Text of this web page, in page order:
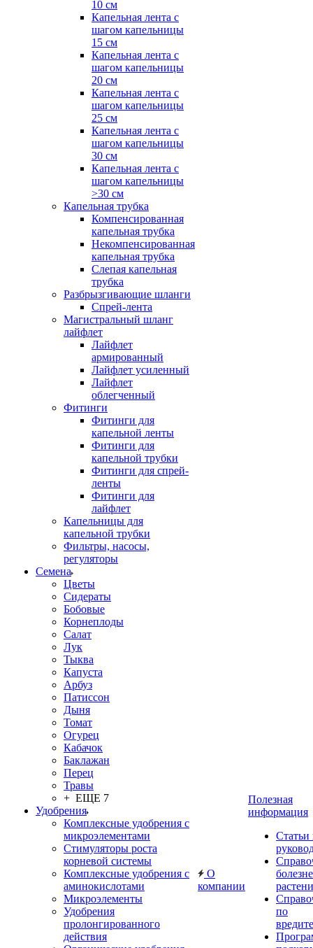
10 см
Капельная лента с
шагом капельницы
15 см
Капельная лента с
шагом капельницы
20 см
Капельная лента с
шагом капельницы
25 см
Капельная лента с
шагом капельницы
30 см
Капельная лента с
шагом капельницы
>30 см
Капельная трубка
Компенсированная
капельная трубка
Некомпенсированная
капельная трубка
Слепая капельная
трубка
Разбрызгивающие шланги
Спрей-лента
Магистральный шланг
лайфлет
Лайфлет
армированный
Лайфлет усиленный
Лайфлет
облегченный
Фитинги
Фитинги для
капельной ленты
Фитинги для
капельной трубки
Фитинги для спрей-
ленты
Фитинги для
лайфлет
Капельницы для
капельной трубки
Фильтры, насосы,
регуляторы
Семена
Цветы
Сидераты
Бобовые
Корнеплоды
Салат
Лук
Тыква
Капуста
Арбуз
Патиссон
Дыня
Томат
Огурец
Кабачок
Баклажан
Перец
Травы
+ ЕЩЕ 7
Удобрения
Комплексные удобрения с
микроэлементами
Стимуляторы роста
корневой системы
Комплексные удобрения с
аминокислотами
Микроэлементы
Удобрения
пролонгированного
действия
О
компании
Полезная
информация
Статьи
по